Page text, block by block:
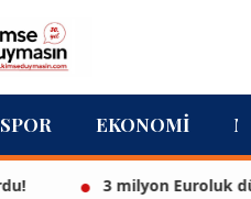
SPOR EKONOMI
3 milyon Euroluk